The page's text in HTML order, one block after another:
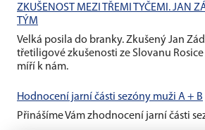
ZKUŠENOST MEZI TŘEMI TYČEMI. JAN
TÝM
Velká posila do branky. Zkušený Jan
třetiligové zkušenosti ze Slovanu
míří k nám.
Hodnocení jarní části sezóny muži A + B
Přinášíme Vám zhodnocení jarní části